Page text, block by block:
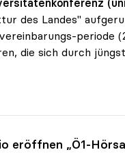
des Landes"
periode
die sich durch
„Investitionen in
eröffnen „Ö1-